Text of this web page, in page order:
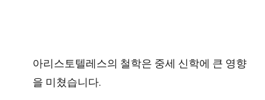
아리스토텔레스의 철학은 중세 신학에 큰 영향
을 미쳤습니다.